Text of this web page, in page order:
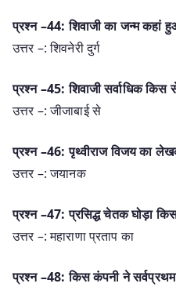
प्रश्न –44: शिवाजी का जन्म कहां
उत्तर –: शिवनेरी दुर्ग
प्रश्न –45: शिवाजी सर्वाधिक किस
उत्तर –: जीजाबाई से
प्रश्न –46: पृथ्वीराज विजय का
उत्तर –: जयानक
प्रश्न –47: प्रसिद्ध चेतक घोड़ा
उत्तर –: महाराणा प्रताप का
प्रश्न –48: किस कंपनी ने